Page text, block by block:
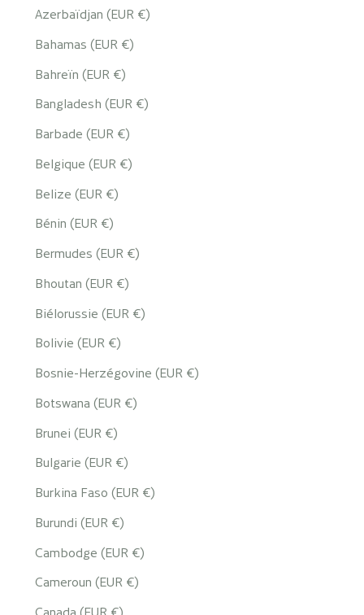
Azerbaïdjan (EUR €)
Bahamas (EUR €)
Bahreïn (EUR €)
Bangladesh (EUR €)
Barbade (EUR €)
Belgique (EUR €)
Belize (EUR €)
Bénin (EUR €)
Bermudes (EUR €)
Bhoutan (EUR €)
Biélorussie (EUR €)
Bolivie (EUR €)
Bosnie-Herzégovine (EUR €)
Botswana (EUR €)
Brunei (EUR €)
Bulgarie (EUR €)
Burkina Faso (EUR €)
Burundi (EUR €)
Cambodge (EUR €)
Cameroun (EUR €)